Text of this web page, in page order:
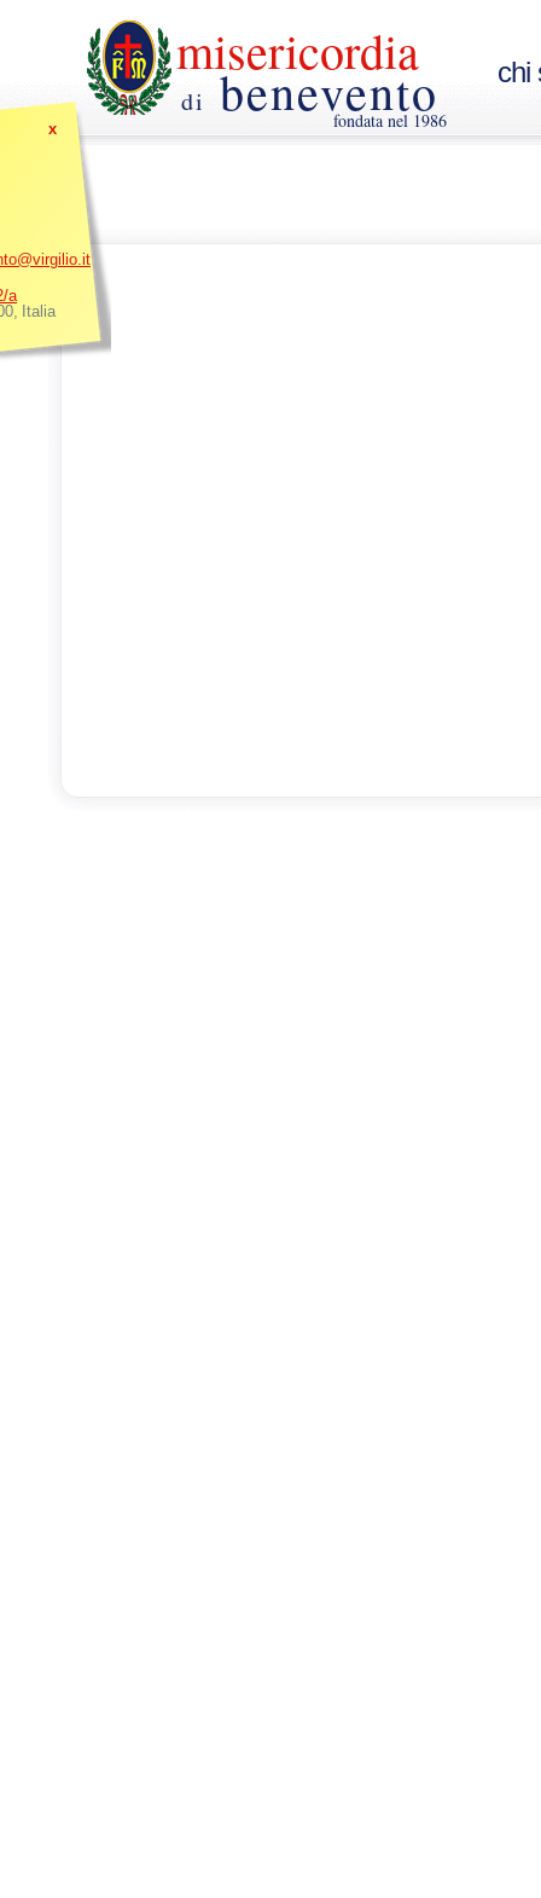
misericordia
dibenevento
fondata nel 1986
chi
x
a
, Italia